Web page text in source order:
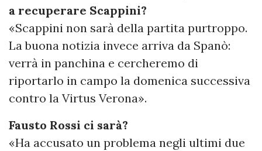
a recuperare Scappini?
«Scappini non sarà della partita purtroppo.
La buona notizia invece arriva da Spanò:
verrà in panchina e cercheremo di
riportarlo in campo la domenica successiva
contro la Virtus Verona».
Fausto Rossi ci sarà?
«Ha accusato un problema negli ultimi due